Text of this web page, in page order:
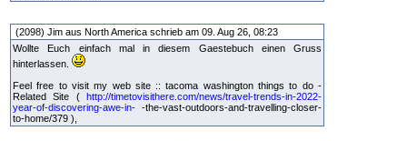
(2098) Jim aus North America schrieb am 09. Aug 26, 08:23
Wollte Euch einfach mal in diesem Gaestebuch einen Gruss
hinterlassen.
Feel free to visit my web site :: tacoma washington things to do -
Related Site ( http://timetovisithere.com/news/travel-trends-in-2022-
year-of-discovering-awe-in- -the-vast-outdoors-and-travelling-closer-
to-home/379 ),